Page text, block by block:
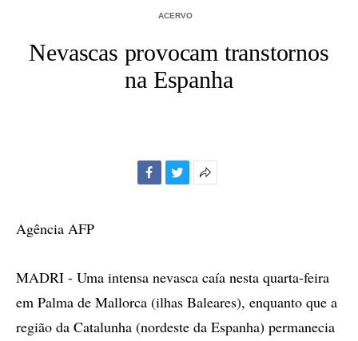
ACERVO
Nevascas provocam transtornos
na Espanha
Agência AFP
MADRI - Uma intensa nevasca caía nesta quarta-feira
em Palma de Mallorca (ilhas Baleares), enquanto que a
região da Catalunha (nordeste da Espanha) permanecia